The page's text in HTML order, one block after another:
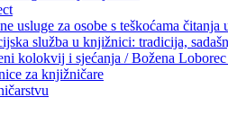
usluge za osobe s teškoćama
služba u knjižnici: tradicija,
kolokvij i sjećanja / Božena
za knjižničare